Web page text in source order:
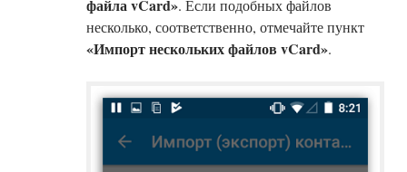
файла vCard». Если подобных файлов
несколько, соответственно, отмечайте пункт
«Импорт нескольких файлов vCard».